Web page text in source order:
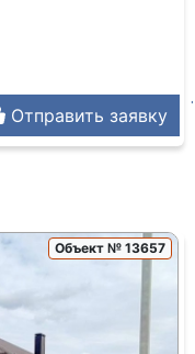
Отправить заявку
Объект № 13657